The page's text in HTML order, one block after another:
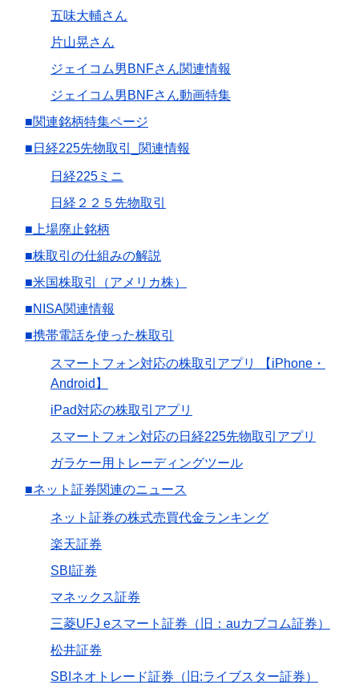
五味大輔さん
片山晃さん
ジェイコム男BNFさん関連情報
ジェイコム男BNFさん動画特集
■関連銘柄特集ページ
■日経225先物取引_関連情報
日経225ミニ
日経２２５先物取引
■上場廃止銘柄
■株取引の仕組みの解説
■米国株取引（アメリカ株）
■NISA関連情報
■携帯電話を使った株取引
スマートフォン対応の株取引アプリ 【iPhone・
Android】
iPad対応の株取引アプリ
スマートフォン対応の日経225先物取引アプリ
ガラケー用トレーディングツール
■ネット証券関連のニュース
ネット証券の株式売買代金ランキング
楽天証券
SBI証券
マネックス証券
三菱UFJ eスマート証券（旧：auカブコム証券）
松井証券
SBIネオトレード証券（旧:ライブスター証券）